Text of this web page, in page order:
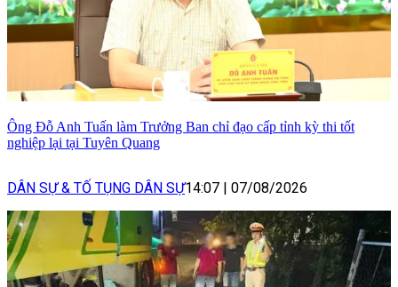
Ông Đỗ Anh Tuấn làm Trưởng Ban chỉ đạo cấp tỉnh kỳ thi tốt
nghiệp lại tại Tuyên Quang
DÂN SỰ & TỐ TỤNG DÂN SỰ14:07 | 07/08/2026